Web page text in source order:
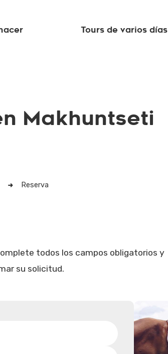
Tours de varios días
Makhuntseti
Reserva
todos los campos obligatorios y
su solicitud.